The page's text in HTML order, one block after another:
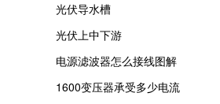
光伏导水槽
光伏上中下游
电源滤波器怎么接线图解
1600变压器承受多少电流